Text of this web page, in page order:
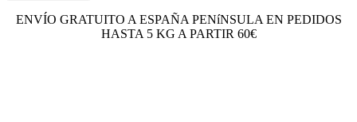
ENVÍO GRATUITO A ESPAÑA PENíNSULA EN PEDIDOS
HASTA 5 KG A PARTIR 60€